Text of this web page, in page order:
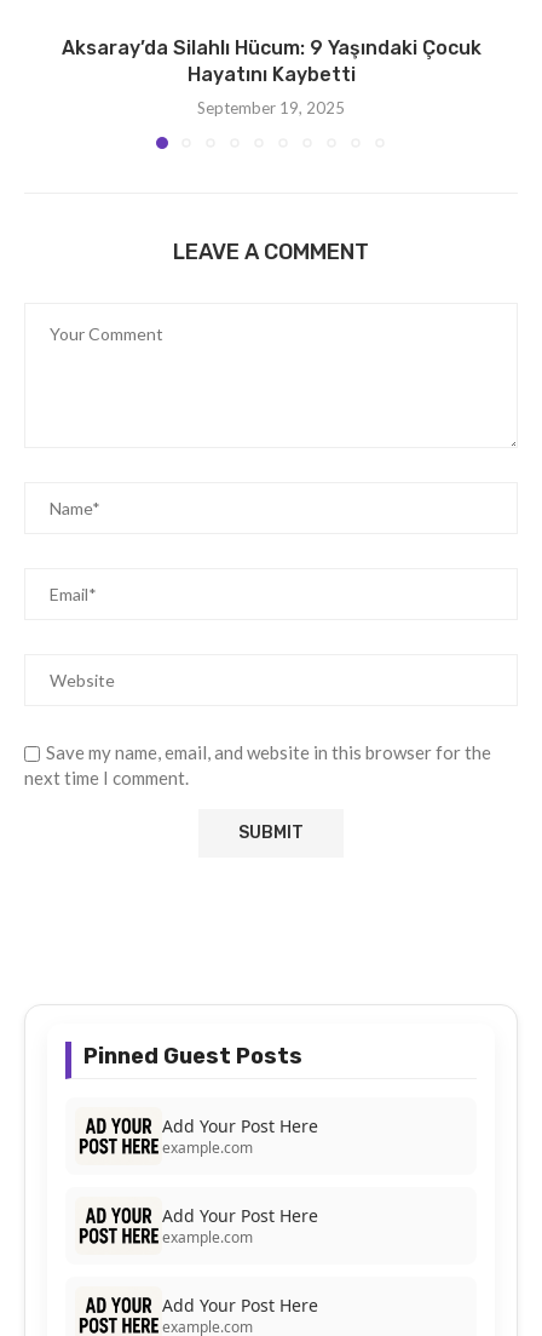
Aksaray’da Silahlı Hücum: 9 Yaşındaki Çocuk
Hayatını Kaybetti
September 19, 2025
LEAVE A COMMENT
Save my name, email, and website in this browser for the
next time I comment.
Pinned Guest Posts
Add Your Post Here
example.com
Add Your Post Here
example.com
Add Your Post Here
example.com